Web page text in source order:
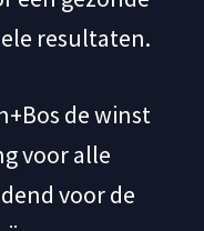
resultaten.
de winst
voor alle
voor de